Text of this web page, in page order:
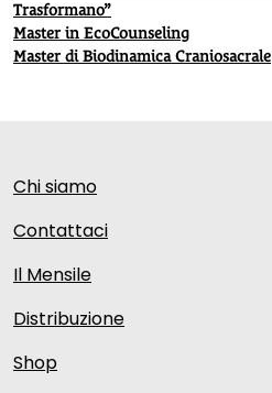
Trasformano”
Master in EcoCounseling
Master di Biodinamica Craniosacrale
Chi siamo
Contattaci
Il Mensile
Distribuzione
Shop